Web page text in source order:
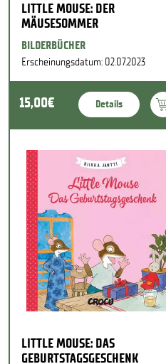
LITTLE MOUSE: DER
MÄUSESOMMER
BILDERBÜCHER
Erscheinungsdatum: 02.07.2023
15,00€ Details
LITTLE MOUSE: DAS
GEBURTSTAGSGESCHENK